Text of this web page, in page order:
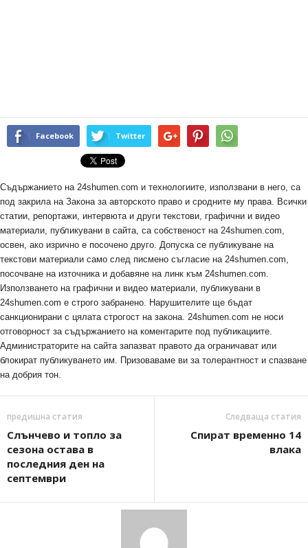
Facebook Twitter
Съдържанието на 24shumen.com и технологиите, използвани в него, са
под закрила на Закона за авторското право и сродните му права. Всички
статии, репортажи, интервюта и други текстови, графични и видео
материали, публикувани в сайта, са собственост на 24shumen.com,
освен, ако изрично е посочено друго. Допуска се публикуване на
текстови материали само след писмено съгласие на 24shumen.com,
посочване на източника и добавяне на линк към 24shumen.com.
Използването на графични и видео материали, публикувани в
24shumen.com е строго забранено. Нарушителите ще бъдат
санкционирани с цялата строгост на закона. 24shumen.com не носи
отговорност за съдържанието на коментарите под публикациите.
Администраторите на сайта запазват правото да ограничават или
блокират публикуването им. Призоваваме ви за толерантност и спазване
на добрия тон.
предишна статия
Слънчево и топло за
сезона остава в
последния ден на
септември
Следваща статия
Спират временно 14
влака